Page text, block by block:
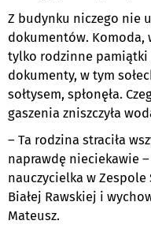
Z budynku niczego nie
dokumentów. Komoda,
tylko rodzinne pamiątki
dokumenty, w tym
sołtysem, spłonęła.
gaszenia zniszczyła
– Ta rodzina straciła
naprawdę nieciekawie
nauczycielka w Zespole
Białej Rawskiej i
Mateusz.